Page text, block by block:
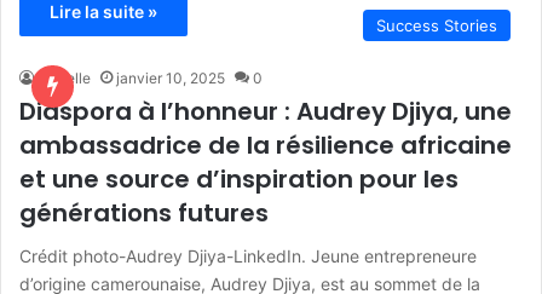
Lire la suite »
Success Stories
danielle janvier 10, 2025 0
Diaspora à l’honneur : Audrey Djiya, une
ambassadrice de la résilience africaine
et une source d’inspiration pour les
générations futures
Crédit photo-Audrey Djiya-LinkedIn. Jeune entrepreneure
d’origine camerounaise, Audrey Djiya, est au sommet de la